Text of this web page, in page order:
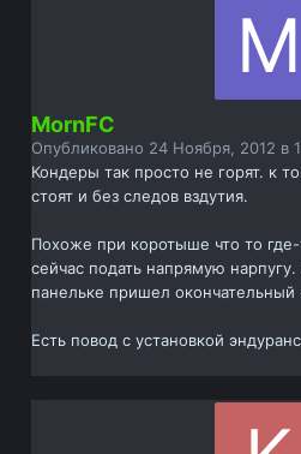
MornFC
Опубликовано 24 Ноября, 2012 в
Кондеры так просто не горят. к
стоят и без следов вздутия.
Похоже при коротыше что то
сейчас подать напрямую
панельке пришел окончательный
Есть повод с установкой